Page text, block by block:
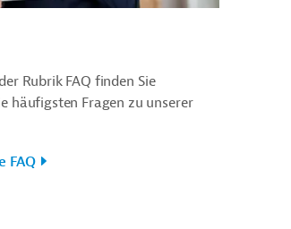
Rubrik FAQ finden Sie
häufigsten Fragen zu unserer
FAQ